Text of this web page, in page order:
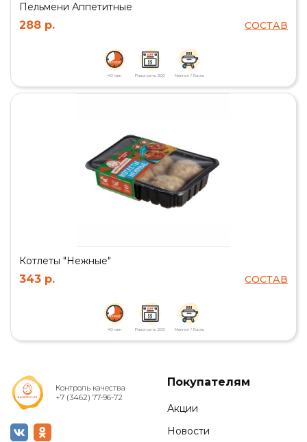
Пельмени Аппетитные
288 р. СОСТАВ
40 мин Разогреть 200 Мангал / Гриль
Котлеты "Нежные"
343 р. СОСТАВ
40 мин Разогреть 200 Мангал / Гриль
Контроль качества
+7 (3462) 77-96-72
Покупателям
Акции
Новости